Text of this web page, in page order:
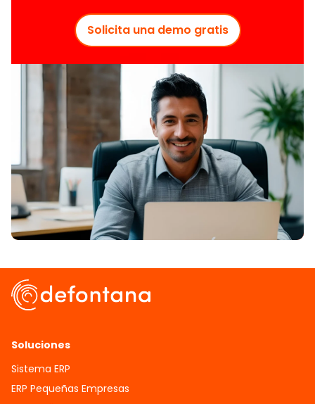
Solicita una demo gratis
Soluciones
Sistema ERP
ERP Pequeñas Empresas